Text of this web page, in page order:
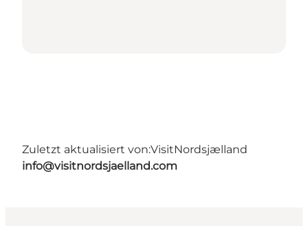
Zuletzt aktualisiert von:VisitNordsjælland
info@visitnordsjaelland.com